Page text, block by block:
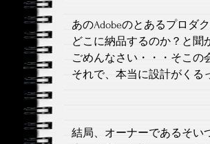
あのAdobeのとあるプロダ
どこに納品するのか？と聞
ごめんなさい・・・そこの
それで、本当に設計がくる
結局、オーナーであるそい